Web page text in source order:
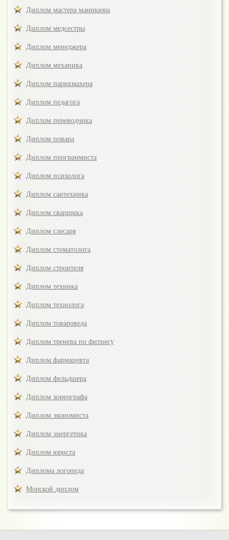
Диплом мастера маникюра
Диплом медсестры
Диплом менеджера
Диплом механика
Диплом парикмахера
Диплом педагога
Диплом переводчика
Диплом повара
Диплом программиста
Диплом психолога
Диплом сантехника
Диплом сварщика
Диплом слесаря
Диплом стоматолога
Диплом строителя
Диплом техника
Диплом технолога
Диплом товароведа
Диплом тренера по фитнесу
Диплом фармацевта
Диплом фельдшера
Диплом хореографа
Диплом экономиста
Диплом энергетика
Диплом юриста
Диплома логопеда
Морской диплом